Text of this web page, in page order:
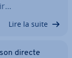
Lire la suite
directe